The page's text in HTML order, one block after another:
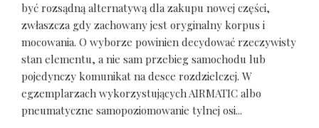
być rozsądną alternatywą dla zakupu nowej części,
zwłaszcza gdy zachowany jest oryginalny korpus i
mocowania. O wyborze powinien decydować rzeczywisty
stan elementu, a nie sam przebieg samochodu lub
pojedynczy komunikat na desce rozdzielczej. W
egzemplarzach wykorzystujących AIRMATIC albo
pneumatyczne samopoziomowanie tylnej osi...